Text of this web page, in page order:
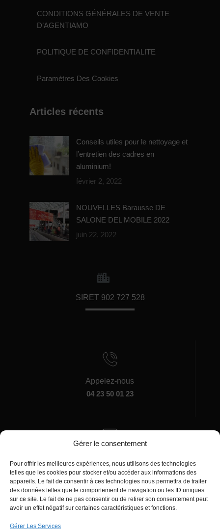
Gérer le consentement
Pour offrir les meilleures expériences, nous utilisons des technologies
telles que les cookies pour stocker et/ou accéder aux informations des
appareils. Le fait de consentir à ces technologies nous permettra de traiter
des données telles que le comportement de navigation ou les ID uniques
sur ce site. Le fait de ne pas consentir ou de retirer son consentement peut
avoir un effet négatif sur certaines caractéristiques et fonctions.
Gérer Les Services
CONDITIONS GÉNÉRALES DE VENTE
D’AGENTIAMO
POLITIQUE DE CONFIDENTIALITE
Paramètres Des Cookies
Articles récents
Conseils utiles pour le nettoyage et
l’entretien des cadres en
aluminium!
février 2, 2022
NOUVELLES Barausse DE
SALONE DEL MOBILE 2022
juin 22, 2022
SIRET 902 727 528
Appelez-nous
04 23 50 01 23
manager@agentiamo.com